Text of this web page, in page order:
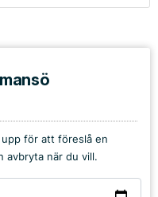
för att föreslå en
avbryta när du vill.